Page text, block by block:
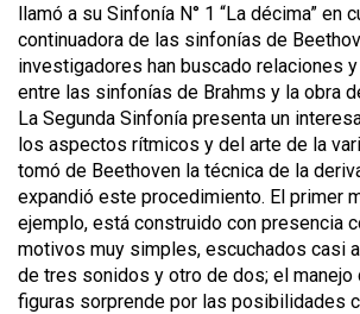
llamó a su Sinfonía N° 1 “La décima” en
continuadora de las sinfonías de
investigadores han buscado relaciones
entre las sinfonías de Brahms y la obra
La Segunda Sinfonía presenta un
los aspectos rítmicos y del arte de la
tomó de Beethoven la técnica de la
expandió este procedimiento. El primer
ejemplo, está construido con presencia
motivos muy simples, escuchados casi
de tres sonidos y otro de dos; el
figuras sorprende por las posibilidades